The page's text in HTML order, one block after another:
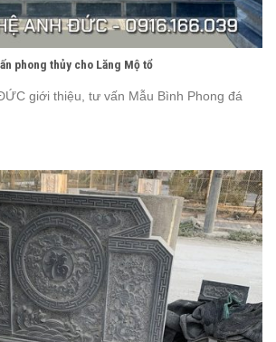
phong thủy cho Lăng Mộ tổ
giới thiệu, tư vấn Mẫu Bình Phong đá